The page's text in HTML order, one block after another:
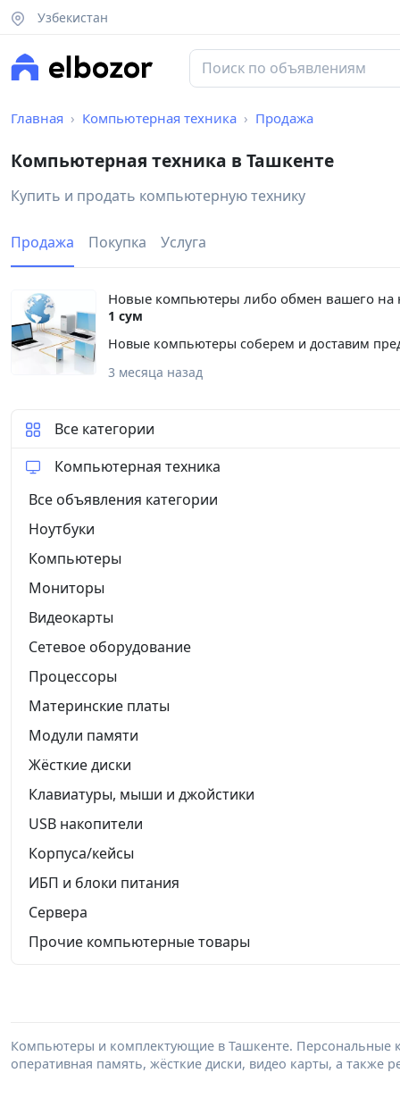
Узбекистан
Главная Компьютерная техника Продажа
Компьютерная техника в Ташкенте
Купить и продать компьютерную технику
Продажа Покупка Услуга
Новые компьютеры либо обмен вашего на
1 сум
Новые компьютеры соберем и доставим
3 месяца назад
Все категории
Компьютерная техника
Все объявления категории
Ноутбуки
Компьютеры
Мониторы
Видеокарты
Сетевое оборудование
Процессоры
Материнские платы
Модули памяти
Жёсткие диски
Клавиатуры, мыши и джойстики
USB накопители
Корпуса/кейсы
ИБП и блоки питания
Сервера
Прочие компьютерные товары
Компьютеры и комплектующие в Ташкенте. Персональные
оперативная память, жёсткие диски, видео карты, а также